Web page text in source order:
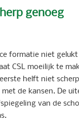
genoeg
formatie niet
CSL moeilijk te
helft niet
de kansen. De
van de